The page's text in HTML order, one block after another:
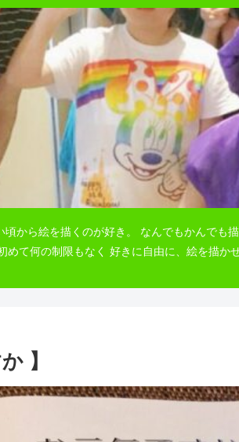
頃から絵を描くのが好き。 なんでもかんでも
めて何の制限もなく 好きに自由に、絵を描
】